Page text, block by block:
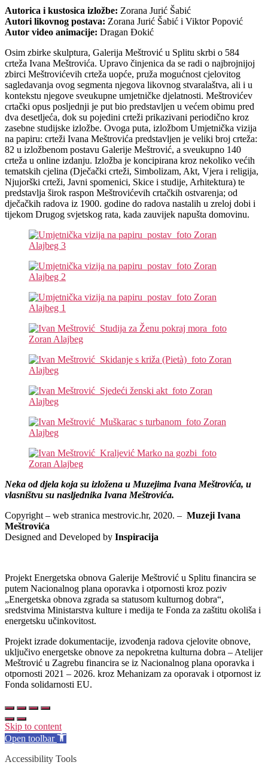
Autorica i kustosica izložbe: Zorana Jurić Šabić
Autori likovnog postava: Zorana Jurić Šabić i Viktor Popović
Autor video animacije: Dragan Đokić
Osim zbirke skulptura, Galerija Meštrović u Splitu skrbi o 584
crteža Ivana Meštrovića. Upravo činjenica da se radi o najbrojnijoj
zbirci Meštrovićevih crteža uopće, pruža mogućnost cjelovitog
sagledavanja ovog segmenta njegova likovnog stvaralaštva, ali i u
kontekstu njegove sveukupne umjetničke djelatnosti. Meštrovićev
crtački opus posljednji je put bio predstavljen u većem obimu pred
dva desetljeća, dok su pojedini crteži prikazivani periodično kroz
zasebne studijske izložbe. Ovoga puta, izložbom Umjetnička vizija
na papiru: crteži Ivana Meštrovića predstavljen je veliki broj crteža:
82 u izložbenom postavu Galerije Meštrović, a sveukupno 140
crteža u online izdanju. Izložba je koncipirana kroz nekoliko većih
tematskih cjelina (Dječački crteži, Simbolizam, Akt, Vjera i religija,
Njujorški crteži, Javni spomenici, Skice i studije, Arhitektura) te
predstavlja širok raspon Meštrovićevih crtačkih ostvarenja; od
dječačkih radova iz 1900. godine do radova nastalih u zreloj dobi i
tijekom Drugog svjetskog rata, kada zauvijek napušta domovinu.
Neka od djela koja su izložena u Muzejima Ivana Meštrovića, u
vlasništvu su nasljednika Ivana Meštrovića.
Copyright – web stranica mestrovic.hr, 2020. – Muzeji Ivana
Meštrovića
Designed and Developed by Inspiracija
Projekt Energetska obnova Galerije Meštrović u Splitu financira se
putem Nacionalnog plana oporavka i otpornosti kroz poziv
„Energetska obnova zgrada sa statusom kulturnog dobra“,
sredstvima Ministarstva kulture i medija te Fonda za zaštitu okoliša i
energetsku učinkovitost.
Projekt izrade dokumentacije, izvođenja radova cjelovite obnove,
uključivo energetske obnove za nepokretna kulturna dobra – Atelijer
Meštrović u Zagrebu financira se iz Nacionalnog plana oporavka i
otpornosti 2021 – 2026. kroz Mehanizam za oporavak i otpornost iz
Fonda solidarnosti EU.
Skip to content
Open toolbar
Accessibility Tools